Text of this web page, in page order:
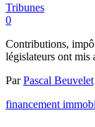
Tribunes
0
Contributions,
législateurs ont mis
ParPascal Beuvelet
financement